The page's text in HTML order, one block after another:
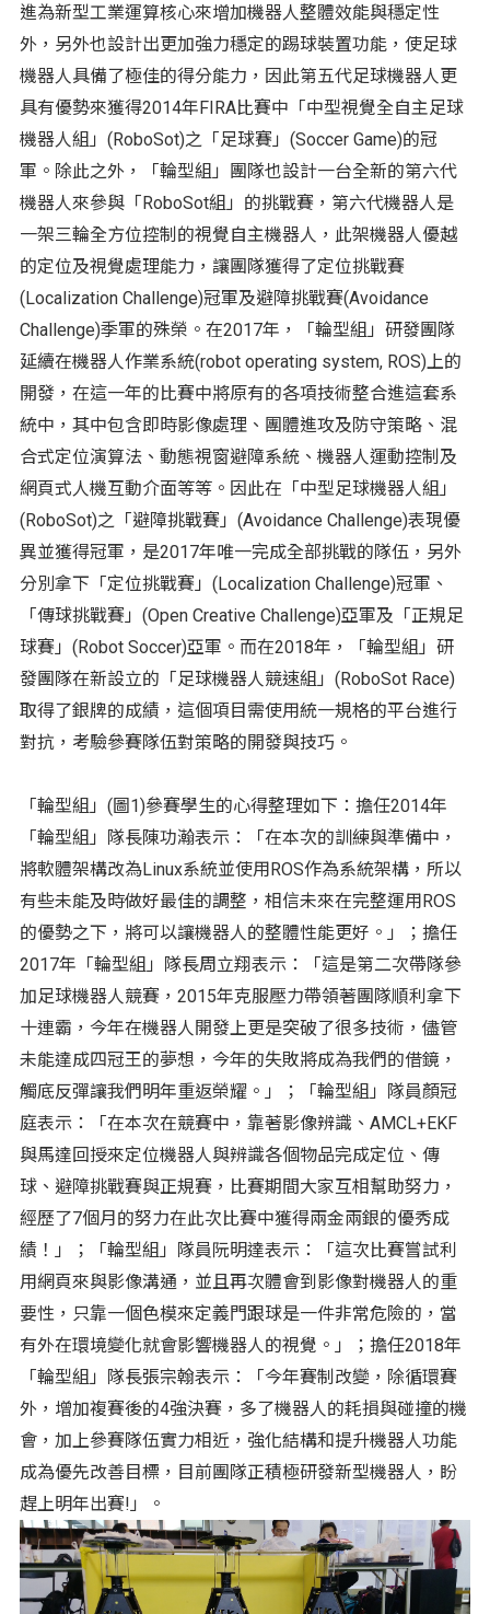
進為新型工業運算核心來增加機器人整體效能與穩定性
外，另外也設計出更加強力穩定的踢球裝置功能，使足球
機器人具備了極佳的得分能力，因此第五代足球機器人更
具有優勢來獲得2014年FIRA比賽中「中型視覺全自主足球
機器人組」(RoboSot)之「足球賽」(Soccer Game)的冠
軍。除此之外，「輪型組」團隊也設計一台全新的第六代
機器人來參與「RoboSot組」的挑戰賽，第六代機器人是
一架三輪全方位控制的視覺自主機器人，此架機器人優越
的定位及視覺處理能力，讓團隊獲得了定位挑戰賽
(Localization Challenge)冠軍及避障挑戰賽(Avoidance
Challenge)季軍的殊榮。在2017年，「輪型組」研發團隊
延續在機器人作業系統(robot operating system, ROS)上的
開發，在這一年的比賽中將原有的各項技術整合進這套系
統中，其中包含即時影像處理、團體進攻及防守策略、混
合式定位演算法、動態視窗避障系統、機器人運動控制及
網頁式人機互動介面等等。因此在「中型足球機器人組」
(RoboSot)之「避障挑戰賽」(Avoidance Challenge)表現優
異並獲得冠軍，是2017年唯一完成全部挑戰的隊伍，另外
分別拿下「定位挑戰賽」(Localization Challenge)冠軍、
「傳球挑戰賽」(Open Creative Challenge)亞軍及「正規足
球賽」(Robot Soccer)亞軍。而在2018年，「輪型組」研
發團隊在新設立的「足球機器人競速組」(RoboSot Race)
取得了銀牌的成績，這個項目需使用統一規格的平台進行
對抗，考驗參賽隊伍對策略的開發與技巧。
「輪型組」(圖1)參賽學生的心得整理如下：擔任2014年
「輪型組」隊長陳功瀚表示：「在本次的訓練與準備中，
將軟體架構改為Linux系統並使用ROS作為系統架構，所以
有些未能及時做好最佳的調整，相信未來在完整運用ROS
的優勢之下，將可以讓機器人的整體性能更好。」；擔任
2017年「輪型組」隊長周立翔表示：「這是第二次帶隊參
加足球機器人競賽，2015年克服壓力帶領著團隊順利拿下
十連霸，今年在機器人開發上更是突破了很多技術，儘管
未能達成四冠王的夢想，今年的失敗將成為我們的借鏡，
觸底反彈讓我們明年重返榮耀。」；「輪型組」隊員顏冠
庭表示：「在本次在競賽中，靠著影像辨識、AMCL+EKF
與馬達回授來定位機器人與辨識各個物品完成定位、傳
球、避障挑戰賽與正規賽，比賽期間大家互相幫助努力，
經歷了7個月的努力在此次比賽中獲得兩金兩銀的優秀成
績！」；「輪型組」隊員阮明達表示：「這次比賽嘗試利
用網頁來與影像溝通，並且再次體會到影像對機器人的重
要性，只靠一個色模來定義門跟球是一件非常危險的，當
有外在環境變化就會影響機器人的視覺。」；擔任2018年
「輪型組」隊長張宗翰表示：「今年賽制改變，除循環賽
外，增加複賽後的4強決賽，多了機器人的耗損與碰撞的機
會，加上參賽隊伍實力相近，強化結構和提升機器人功能
成為優先改善目標，目前團隊正積極研發新型機器人，盼
趕上明年出賽!」。